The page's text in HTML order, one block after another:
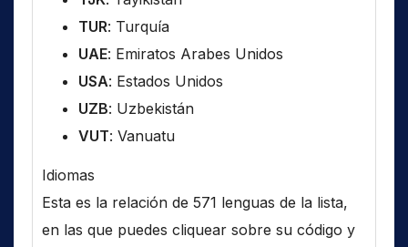
TUR: Turquía
UAE: Emiratos Arabes Unidos
USA: Estados Unidos
UZB: Uzbekistán
VUT: Vanuatu
Idiomas
Esta es la relación de 571 lenguas de la lista,
en las que puedes cliquear sobre su código y